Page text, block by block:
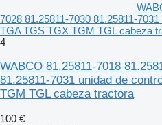
7028 81.25811-7030 81.25811-
TGA TGS TGX TGM TGL cabeza
4
WABCO 81.25811-7018
81.25811-7031 unidad de
TGM TGL cabeza tractora
100 €